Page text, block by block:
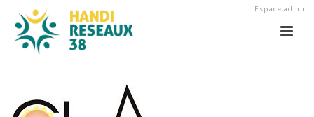
Espace admin